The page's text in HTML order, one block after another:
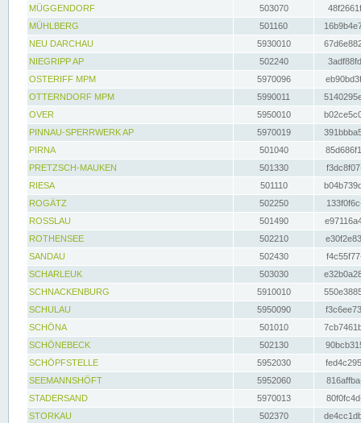
MÜGGENDORF
503070
MÜHLBERG
501160
NEU DARCHAU
5930010
NIEGRIPP AP
502240
OSTERIFF MPM
5970096
OTTERNDORF MPM
5990011
OVER
5950010
PINNAU-SPERRWERK AP
5970019
PIRNA
501040
PRETZSCH-MAUKEN
501330
RIESA
501110
ROGÄTZ
502250
ROSSLAU
501490
ROTHENSEE
502210
SANDAU
502430
SCHARLEUK
503030
SCHNACKENBURG
5910010
SCHULAU
5950090
SCHÖNA
501010
SCHÖNEBECK
502130
SCHÖPFSTELLE
5952030
SEEMANNSHÖFT
5952060
STADERSAND
5970013
STORKAU
502370